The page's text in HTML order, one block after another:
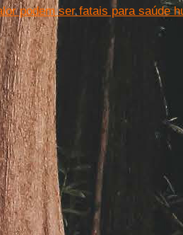
podem ser fatais para saúde